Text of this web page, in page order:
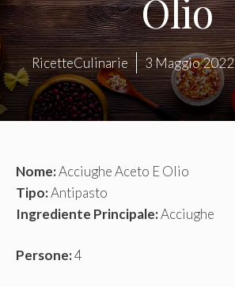
Olio
RicetteCulinarie 3 Maggio 2022
Nome:Acciughe Aceto E Olio
Tipo:Antipasto
Ingrediente Principale:Acciughe
Persone:4